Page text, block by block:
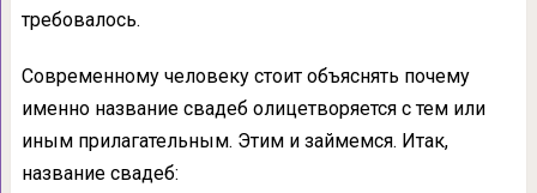
требовалось.
Современному человеку стоит объяснять почему
именно название свадеб олицетворяется с тем или
иным прилагательным. Этим и займемся. Итак,
название свадеб: